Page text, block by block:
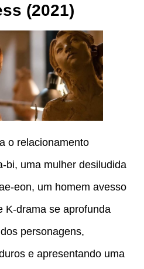
(2021)
o relacionamento
bi, uma mulher desiludida
eon, um homem avesso
K-drama se aprofunda
personagens,
e apresentando uma